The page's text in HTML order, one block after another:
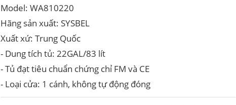
Model: WA810220
Hãng sản xuất: SYSBEL
Xuất xứ: Trung Quốc
- Dung tích tủ: 22GAL/83 lít
- Tủ đạt tiêu chuẩn chứng chỉ FM và CE
- Loại cửa: 1 cánh, không tự động đóng